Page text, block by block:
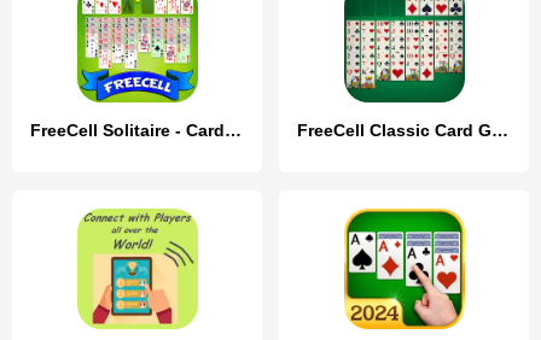
FreeCell Solitaire - Card Game FreeCell Classic Card Game